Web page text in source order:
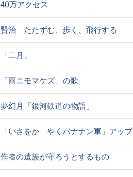
40万アクセス
賢治 たたずむ、歩く、飛行する
「二月」
「雨ニモマケズ」の歌
夢幻月「銀河鉄道の物語」
「いさをかゞやくバナナン軍」アップ
作者の遺族が守ろうとするもの